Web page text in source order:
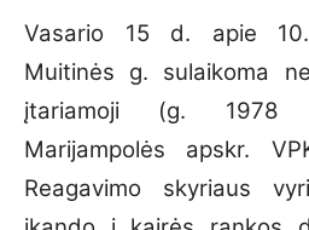
Vasario 15 d. apie
Muitinės g. sulaikoma
įtariamoji (g. 1978
Marijampolės apskr.
Reagavimo skyriaus